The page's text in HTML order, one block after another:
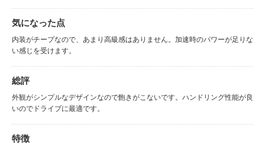
気になった点
内装がチープなので、あまり高級感はありません。加速時のパワーが足りな
い感じを受けます。
総評
外観がシンプルなデザインなので飽きがこないです。ハンドリング性能が良
いのでドライブに最適です。
特徴